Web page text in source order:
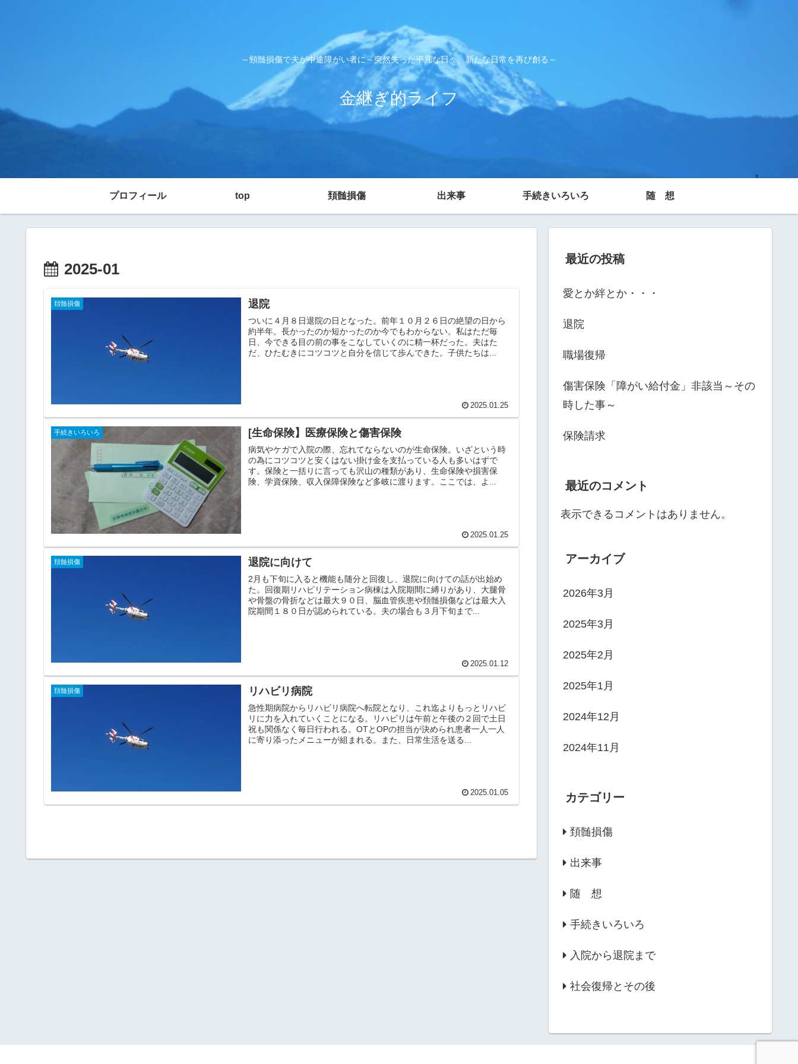
～頸髄損傷で夫が中途障がい者に～突然失った平凡な日々、新たな日常を再び創る～
金継ぎ的ライフ
プロフィール top 頚髄損傷 出来事 手続きいろいろ 随 想
2025-01
頚髄損傷 退院
ついに４月８日退院の日となった。前年１０月２６日の絶望の日から
約半年。長かったのか短かったのか今でもわからない。私はただ毎
日、今できる目の前の事をこなしていくのに精一杯だった。夫はた
だ、ひたむきにコツコツと自分を信じて歩んできた。子供たちは...
2025.01.25
手続きいろいろ [生命保険】医療保険と傷害保険
病気やケガで入院の際、忘れてならないのが生命保険。いざという時
の為にコツコツと安くはない掛け金を支払っている人も多いはずで
す。保険と一括りに言っても沢山の種類があり、生命保険や損害保
険、学資保険、収入保障保険など多岐に渡ります。ここでは、よ...
2025.01.25
頚髄損傷 退院に向けて
2月も下旬に入ると機能も随分と回復し、退院に向けての話が出始め
た。回復期リハビリテーション病棟は入院期間に縛りがあり、大腿骨
や骨盤の骨折などは最大９０日、脳血管疾患や頚髄損傷などは最大入
院期間１８０日が認められている。夫の場合も３月下旬まで...
2025.01.12
頚髄損傷 リハビリ病院
急性期病院からリハビリ病院へ転院となり、これ迄よりもっとリハビ
リに力を入れていくことになる。リハビリは午前と午後の２回で土日
祝も関係なく毎日行われる。OTとOPの担当が決められ患者一人一人
に寄り添ったメニューが組まれる。また、日常生活を送る...
2025.01.05
最近の投稿
愛とか絆とか・・・
退院
職場復帰
傷害保険「障がい給付金」非該当～その
時した事～
保険請求
最近のコメント
表示できるコメントはありません。
アーカイブ
2026年3月
2025年3月
2025年2月
2025年1月
2024年12月
2024年11月
カテゴリー
頚髄損傷
出来事
随 想
手続きいろいろ
入院から退院まで
社会復帰とその後